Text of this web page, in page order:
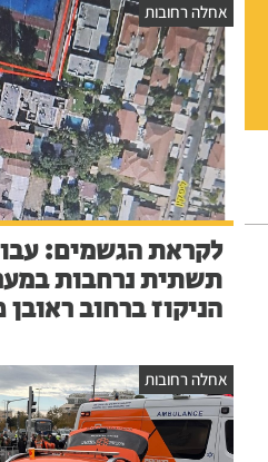
אחלה רחובות
לקראת הגשמים:
תשתית נרחבות
הניקוז ברחוב ראובן
אחלה רחובות